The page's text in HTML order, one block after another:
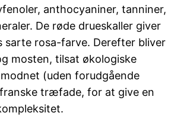
anthocyaniner, tanniner,
De røde drueskaller giver
sarte rosa-farve. Derefter bliver
mosten, tilsat økologiske
(uden forudgående
træfade, for at give en